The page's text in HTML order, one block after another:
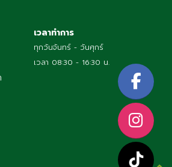
เวลาทำการ
ทุกวันจันทร์ - วันศุกร์
เวลา 08:30 - 16:30 น.